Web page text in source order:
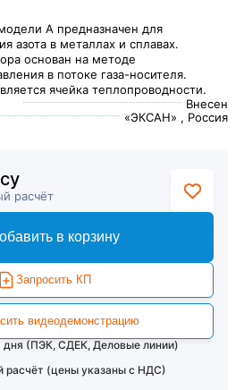
А предназначен для
азота в металлах и сплавах.
основан на методе
в потоке газа-носителя.
ячейка теплопроводности.
Внесен
«ЭКСАН» , Россия
расчёт
в корзину
Запросить КП
видеодемонстрацию
дня (ПЭК, СДЕК, Деловые линии)
расчёт (цены указаны с НДС)